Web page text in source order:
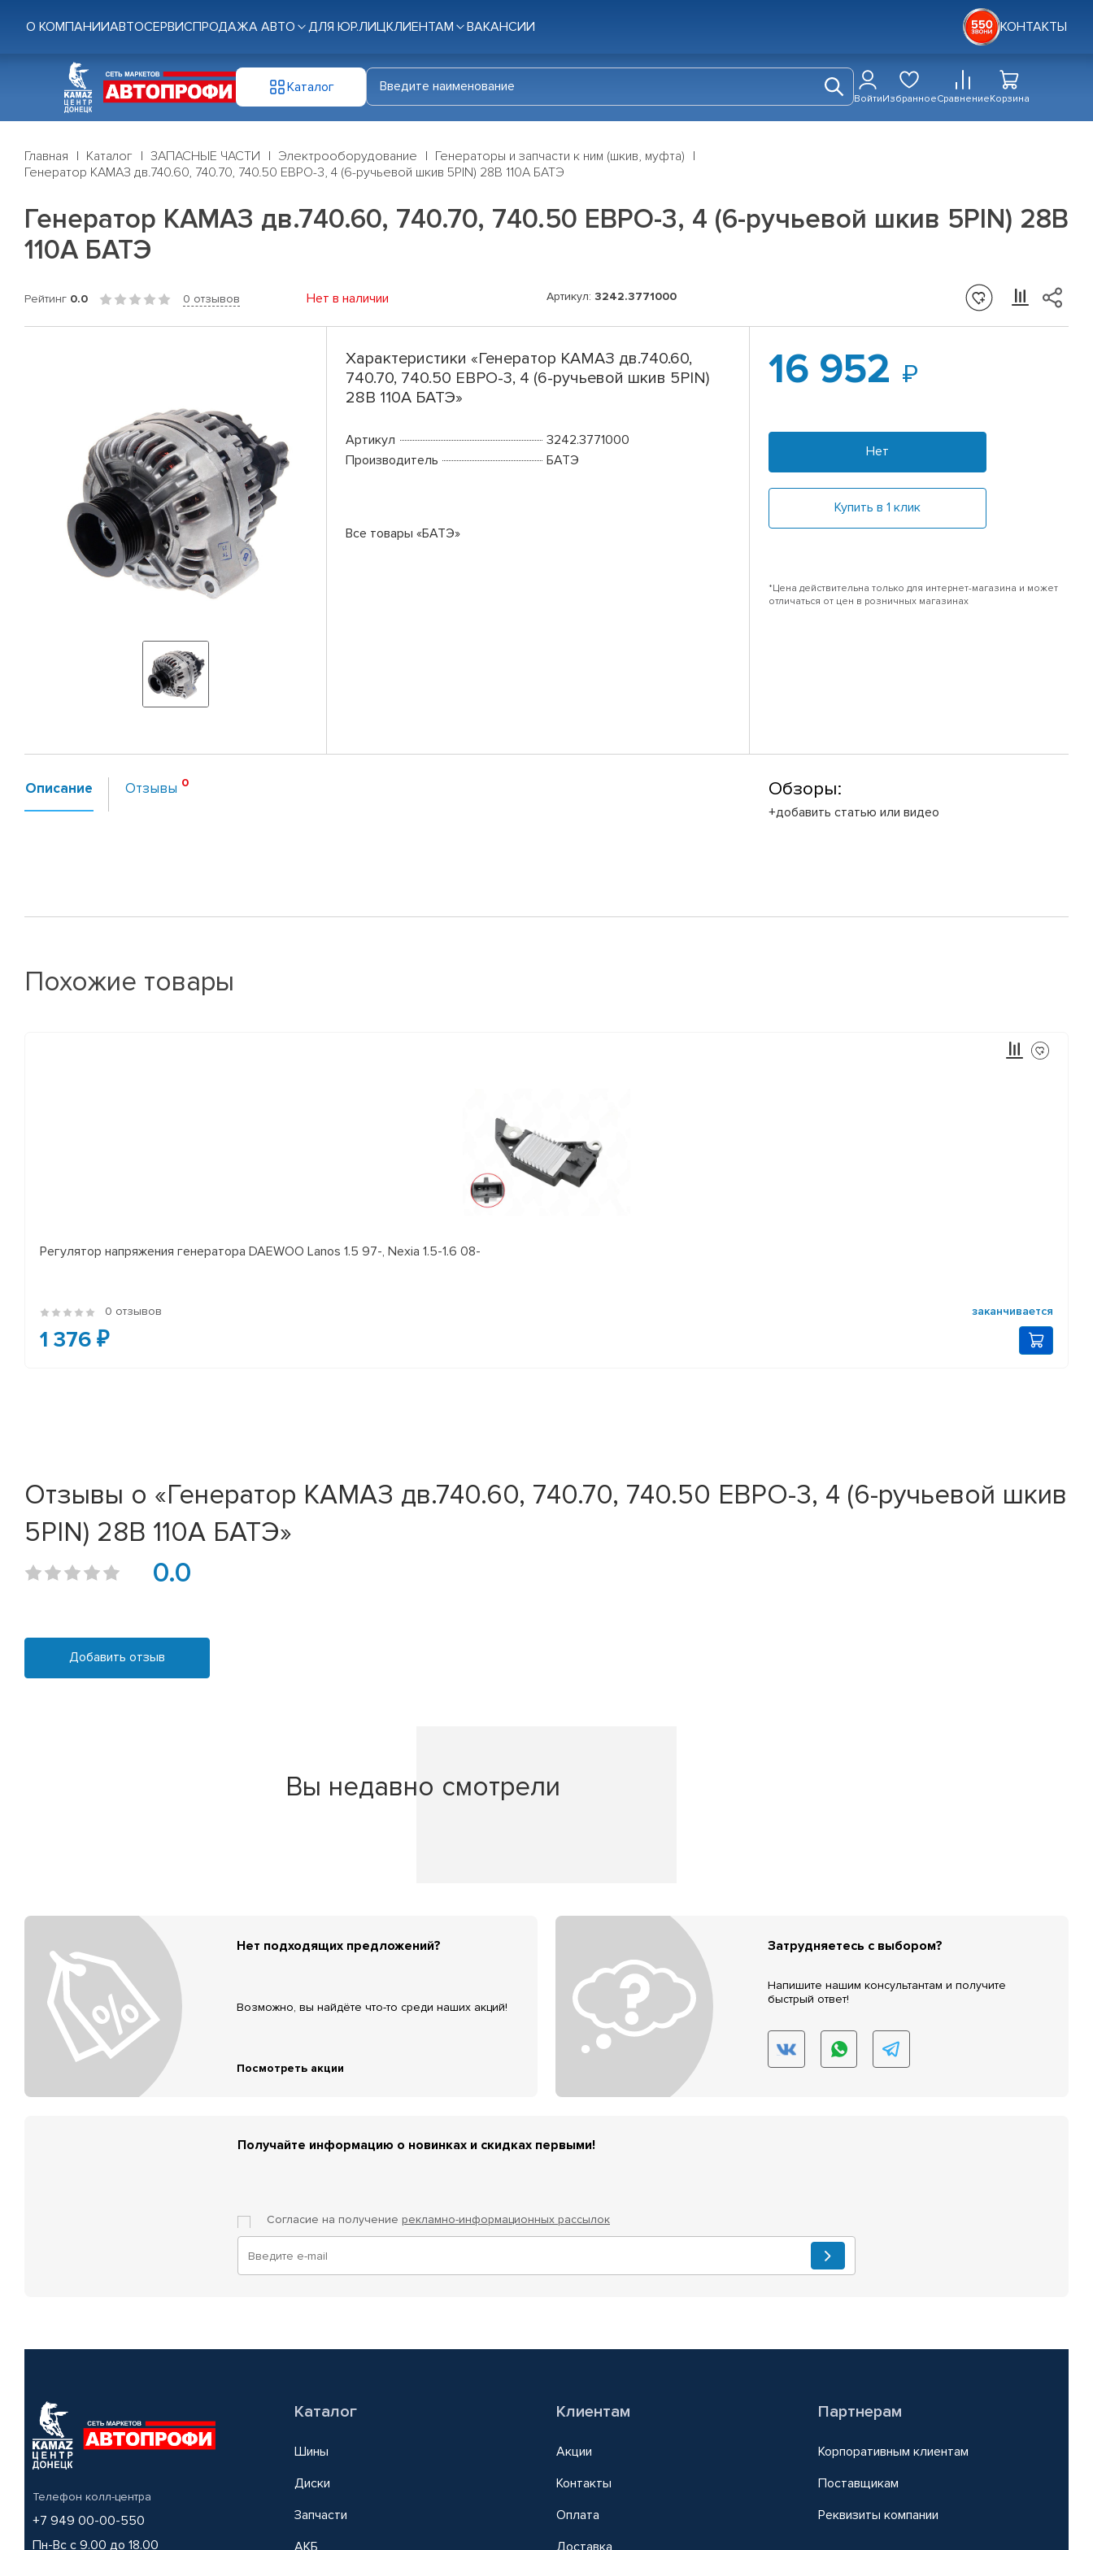
О КОМПАНИИАВТОСЕРВИСПРОДАЖА АВТО ДЛЯ ЮР.ЛИЦКЛИЕНТАМ ВАКАНСИИ КОНТАКТЫ
Каталог
ВойтиИзбранноеСравнениеКорзина
Главная Каталог ЗАПАСНЫЕ ЧАСТИ Электрооборудование
Генераторы и запчасти к ним (шкив, муфта)
Генератор КАМАЗ дв.740.60, 740.70, 740.50 ЕВРО-3, 4 (6-ручьевой шкив 5PIN) 28В 110А БАТЭ
Генератор КАМАЗ дв.740.60, 740.70, 740.50 ЕВРО-3, 4 (6-ручьевой шкив 5PIN) 28В
110А БАТЭ
Рейтинг 0.0 0 отзывов Нет в наличии Артикул: 3242.3771000
Характеристики «Генератор КАМАЗ дв.740.60,
740.70, 740.50 ЕВРО-3, 4 (6-ручьевой шкив 5PIN)
28В 110А БАТЭ»
Артикул
3242.3771000
Производитель
БАТЭ
Все товары «БАТЭ»
16 952
Нет
Купить в 1 клик
*Цена действительна только для интернет-магазина и может
отличаться от цен в розничных магазинах
Описание Отзывы Обзоры:
+добавить статью или видео
Похожие товары
Регулятор напряжения генератора DAEWOO Lanos 1.5 97-, Nexia 1.5-1.6 08-
0 отзывов заканчивается
1 376 ₽
Отзывы о «Генератор КАМАЗ дв.740.60, 740.70, 740.50 ЕВРО-3, 4 (6-ручьевой шкив
5PIN) 28В 110А БАТЭ»
0.0
Добавить отзыв
Вы недавно смотрели
Нет подходящих предложений?
Возможно, вы найдёте что-то среди наших акций!
Посмотреть акции
Затрудняетесь с выбором?
Напишите нашим консультантам и получите
быстрый ответ!
Получайте информацию о новинках и скидках первыми!
Согласие на получение рекламно-информационных рассылок
Телефон колл-центра
+7 949 00-00-550
Пн-Вс с 9.00 до 18.00
Каталог
Шины
Диски
Запчасти
АКБ
Клиентам
Акции
Контакты
Оплата
Доставка
Партнерам
Корпоративным клиентам
Поставщикам
Реквизиты компании